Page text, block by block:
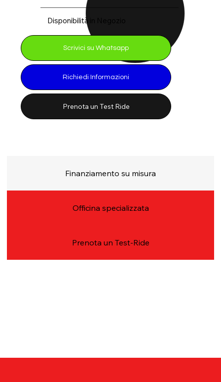
Disponibilità in Negozio
Scrivici su Whatsapp
Richiedi Informazioni
Prenota un Test Ride
Finanziamento su misura
Officina specializzata
Prenota un Test-Ride